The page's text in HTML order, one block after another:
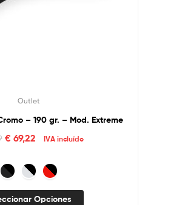
Outlet
– 190 gr. – Mod. Extreme
€69,22 IVA incluído
Opciones